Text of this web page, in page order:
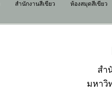
สำนักงานสีเขียว ห้องสมุดสีเขียว
สำ
มหาวิ